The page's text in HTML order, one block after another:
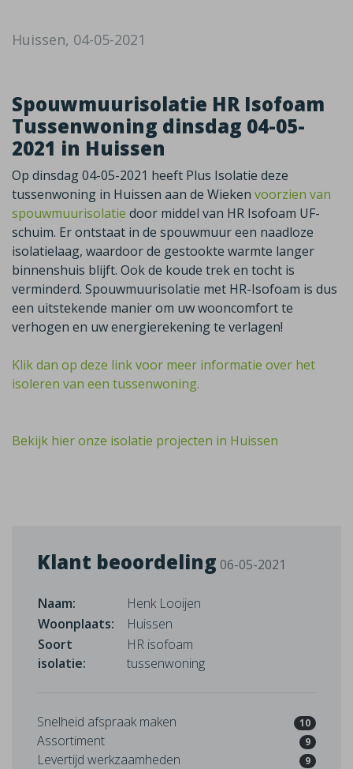
Huissen, 04-05-2021
Spouwmuurisolatie HR Isofoam
Tussenwoning dinsdag 04-05-
2021 in Huissen
Op dinsdag 04-05-2021 heeft Plus Isolatie deze
tussenwoning in Huissen aan de Wieken voorzien van
spouwmuurisolatie door middel van HR Isofoam UF-
schuim. Er ontstaat in de spouwmuur een naadloze
isolatielaag, waardoor de gestookte warmte langer
binnenshuis blijft. Ook de koude trek en tocht is
verminderd. Spouwmuurisolatie met HR-Isofoam is dus
een uitstekende manier om uw wooncomfort te
verhogen en uw energierekening te verlagen!
Klik dan op deze link voor meer informatie over het
isoleren van een tussenwoning.
Bekijk hier onze isolatie projecten in Huissen
Klant beoordeling 06-05-2021
Naam:
Henk Looijen
Woonplaats:
Huissen
Soort
isolatie:
HR isofoam
tussenwoning
Snelheid afspraak maken 10
Assortiment 9
Levertijd werkzaamheden 9